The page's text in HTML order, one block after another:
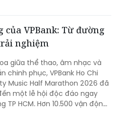
CTicket, không tồn tại nguồn
bán riêng như quảng cáo.
VPBank: Từ đường
nghiệm
giữa thể thao, âm nhạc và
chinh phục, VPBank Ho Chi
Music Half Marathon 2026 đã
một lễ hội độc đáo ngay
TP HCM. Hơn 10.500 vận động